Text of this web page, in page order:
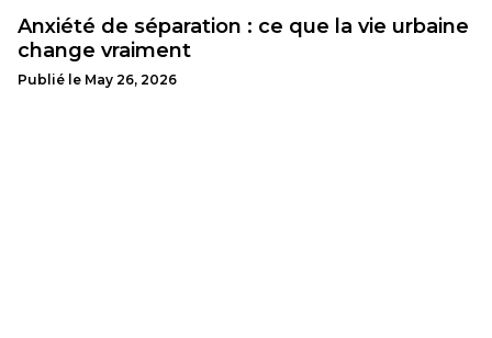
Anxiété de séparation : ce que la vie urbaine
change vraiment
Publié le May 26, 2026